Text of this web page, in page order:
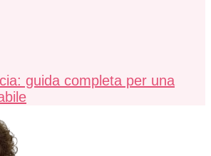
guida completa per una